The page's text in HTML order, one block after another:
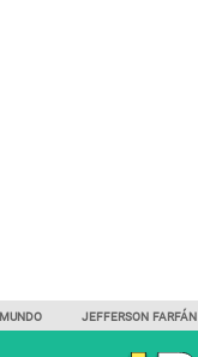
MUNDO JEFFERSON FARFÁN